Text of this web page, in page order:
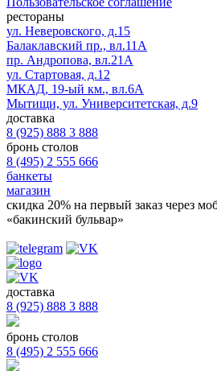
рестораны
ул. Неверовского, д.15
Балаклавский пр., вл.11А
пр. Андропова, вл.21А
ул. Стартовая, д.12
МКАД, 19-ый км., вл.6А
Мытищи, ул. Университетская, д.9
доставка
8 (925) 888 3 888
бронь столов
8 (495) 2 555 666
банкеты
магазин
скидка 20% на первый заказ через
«бакинский бульвар»
доставка
8 (925) 888 3 888
бронь столов
8 (495) 2 555 666